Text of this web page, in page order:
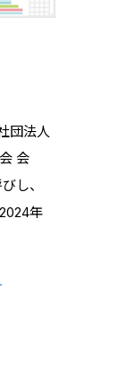
団法人
会
し、
年